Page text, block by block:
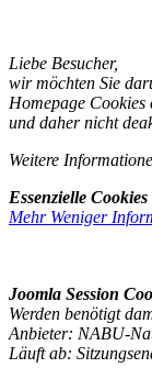
Liebe Besucher,
wir möchten Sie
Homepage Cookies
und daher nicht
Weitere
Essenzielle Cookies
Mehr Weniger
Joomla Session
Werden benötigt
Anbieter: NABU-
Läuft ab: